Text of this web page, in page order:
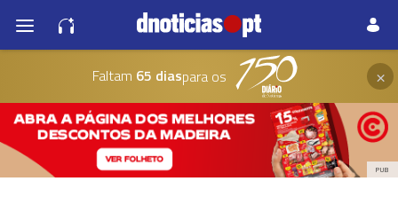
Faltam 65 diaspara os ×
PUB